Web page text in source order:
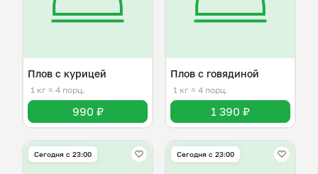
Плов с курицей
1 кг ≈ 4 порц.
990 ₽
Плов с говядиной
1 кг ≈ 4 порц.
1 390 ₽
Сегодня с 23:00 Сегодня с 23:00